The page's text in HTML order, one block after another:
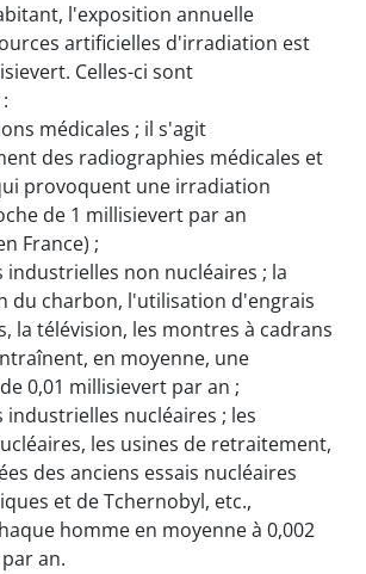
l'exposition annuelle
artificielles d'irradiation est
Celles-ci sont
médicales ; il s'agit
des radiographies médicales et
provoquent une irradiation
de 1 millisievert par an
France) ;
industrielles non nucléaires ; la
du charbon, l'utilisation d'engrais
la télévision, les montres à cadrans
en moyenne, une
0,01 millisievert par an ;
industrielles nucléaires ; les
les usines de retraitement,
des anciens essais nucléaires
et de Tchernobyl, etc.,
homme en moyenne à 0,002
an.